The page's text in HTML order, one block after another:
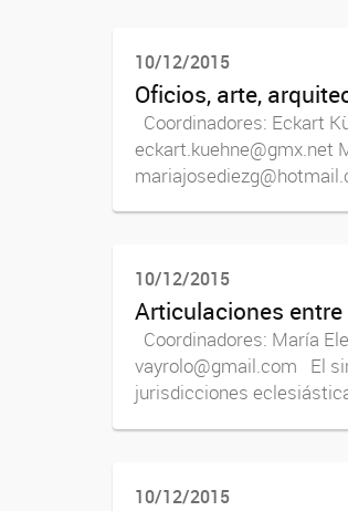
10/12/2015
Oficios, arte,
Coordinadores: Eckart
eckart.kuehne@gmx.net
10/12/2015
Articulaciones
Coordinadores: María
vayrolo@gmail.com El
jurisdicciones
10/12/2015